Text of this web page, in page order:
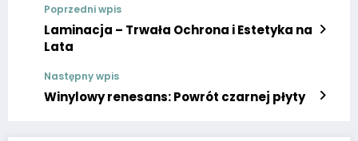
Poprzedni wpis
Laminacja – Trwała Ochrona i Estetyka na
Lata
Następny wpis
Winylowy renesans: Powrót czarnej płyty